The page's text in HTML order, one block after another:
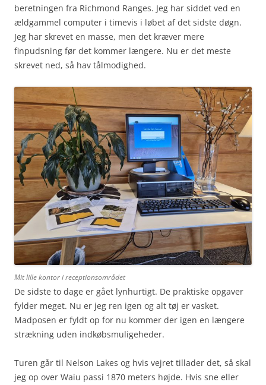
beretningen fra Richmond Ranges. Jeg har siddet ved en
ældgammel computer i timevis i løbet af det sidste døgn.
Jeg har skrevet en masse, men det kræver mere
finpudsning før det kommer længere. Nu er det meste
skrevet ned, så hav tålmodighed.
Mit lille kontor i receptionsområdet
De sidste to dage er gået lynhurtigt. De praktiske opgaver
fylder meget. Nu er jeg ren igen og alt tøj er vasket.
Madposen er fyldt op for nu kommer der igen en længere
strækning uden indkøbsmuligeheder.
Turen går til Nelson Lakes og hvis vejret tillader det, så skal
jeg op over Waiu passi 1870 meters højde. Hvis sne eller